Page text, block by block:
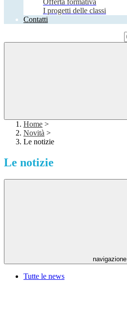
Offerta formativa
I progetti delle classi
Contatti
Home >
Novità >
Le notizie
Le notizie
navigazione
Tutte le news